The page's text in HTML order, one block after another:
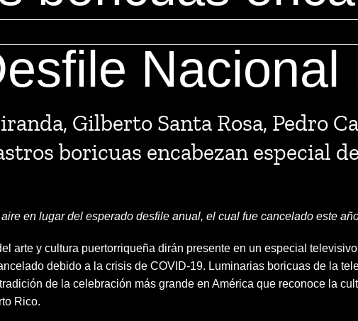
Gilberto Santa Rosa, Pedro
boricuas encabezan especial
en lugar del esperado desfile anual, el cual fue cancelado este
arte y cultura puertorriqueña dirán presente en un especial
debido a la crisis de COVID-19. Luminarias boricuas de la
de la celebración más grande en América que reconoce la
Rico.